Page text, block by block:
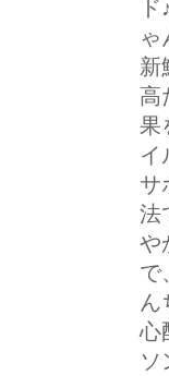
ゃ
新
高
果
イ
サ
法
や
で
ん
心
ソ